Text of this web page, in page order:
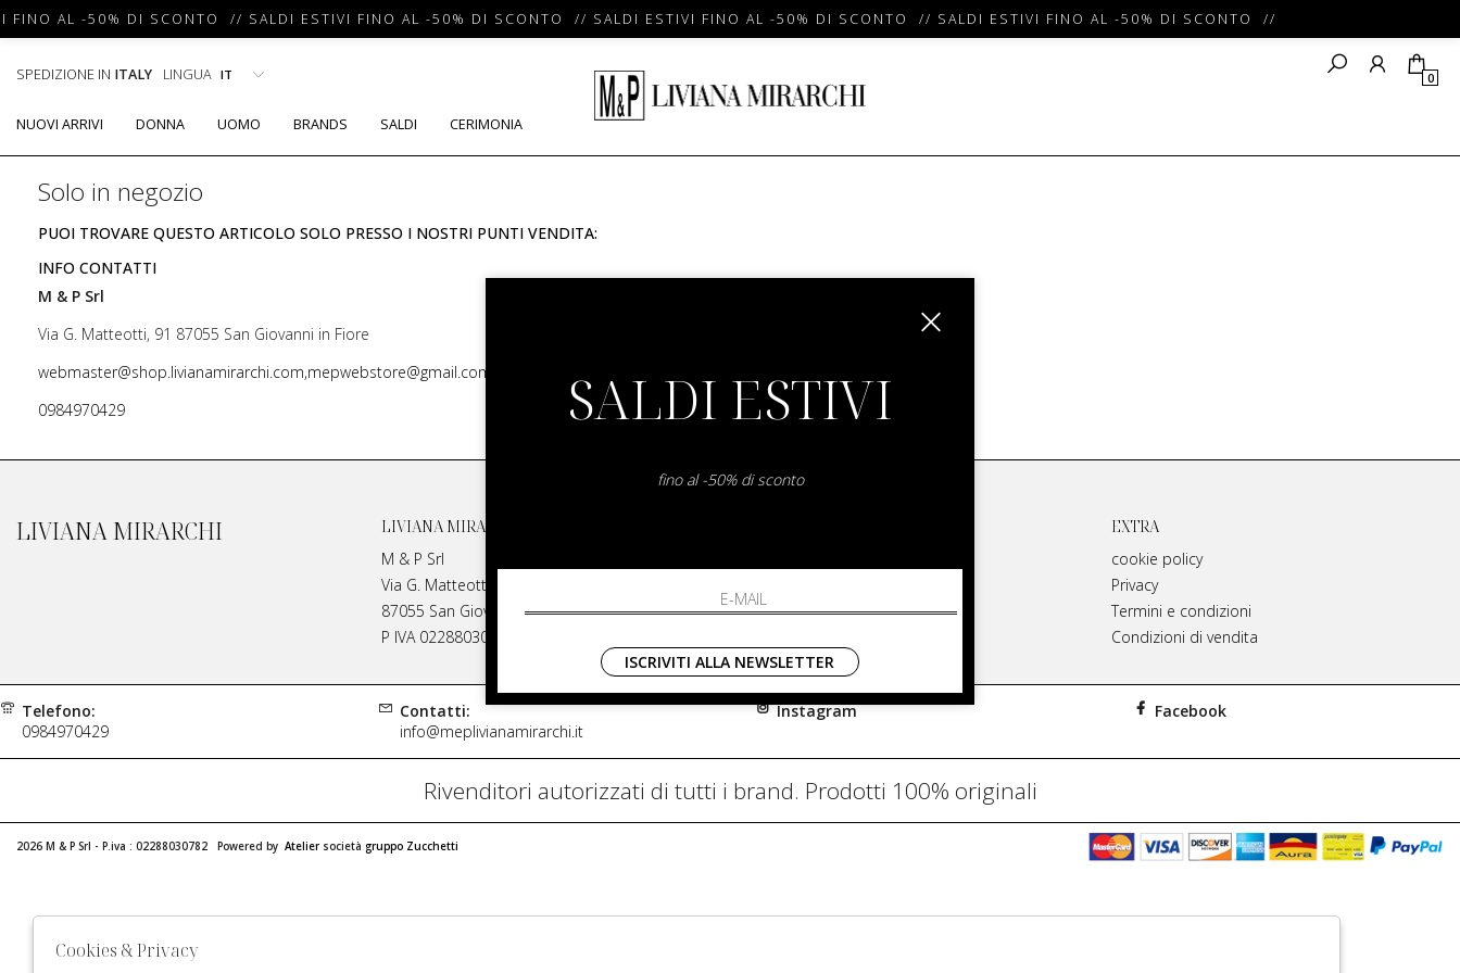
FINO AL -50% DI SCONTO // SALDI ESTIVI FINO AL -50% DI SCONTO // SALDI ESTIVI FINO AL -50% DI SCONTO // SALDI ESTIVI FINO AL -50% DI SCONTO //
SPEDIZIONE IN ITALY LINGUA 0
NUOVI ARRIVI DONNA UOMO BRANDS SALDI CERIMONIA
Solo in negozio
PUOI TROVARE QUESTO ARTICOLO SOLO PRESSO I NOSTRI PUNTI VENDITA:
INFO CONTATTI
M & P Srl
Via G. Matteotti, 91 87055 San Giovanni in Fiore
webmaster@shop.livianamirarchi.com,mepwebstore@gmail.com
0984970429
LIVIANA MIRARCHI
LIVIANA MIRARCHI
M & P Srl
Via G. Matteotti, 91
87055 San Giovanni in Fiore Italia
P IVA 02288030782
Contatti
Spedizione
EXTRA
cookie policy
Privacy
Termini e condizioni
Condizioni di vendita
Telefono:
0984970429
Contatti:
info@meplivianamirarchi.it
Instagram Facebook
Rivenditori autorizzati di tutti i brand. Prodotti 100% originali
2026 M & P Srl - P.iva : 02288030782 Powered by Atelier società gruppo Zucchetti
SALDI ESTIVI
fino al -50% di sconto
ISCRIVITI ALLA NEWSLETTER
Cookies & Privacy